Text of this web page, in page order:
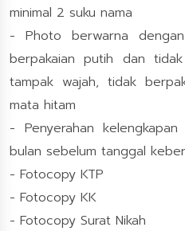
minimal 2 suku nama
- Photo berwarna
berpakaian putih dan
tampak wajah, tidak
mata hitam
- Penyerahan
bulan sebelum tanggal
- Fotocopy KTP
- Fotocopy KK
- Fotocopy Surat Nikah